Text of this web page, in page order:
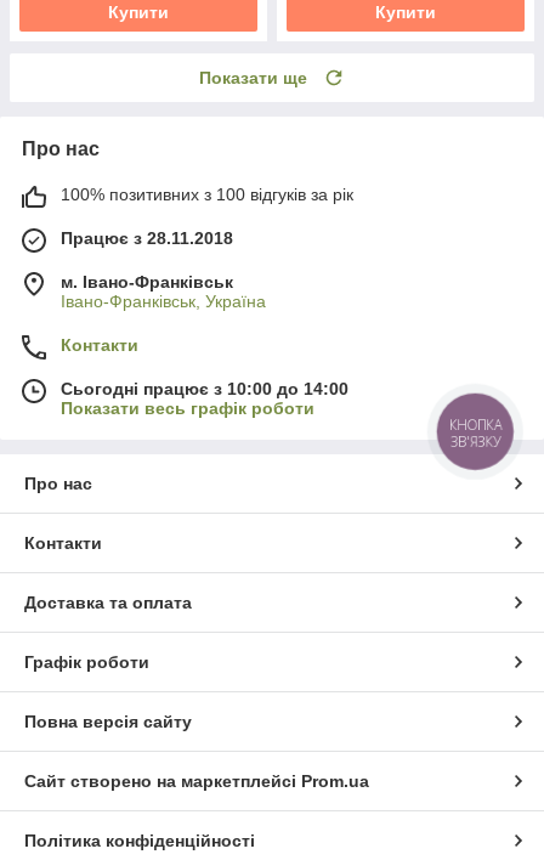
Купити Купити
Показати ще
Про нас
100% позитивних з 100 відгуків за рік
Працює з 28.11.2018
м. Івано-Франківськ
Івано-Франківськ, Україна
Контакти
Сьогодні працює з 10:00 до 14:00
Показати весь графік роботи
Про нас
Контакти
Доставка та оплата
Графік роботи
Повна версія сайту
Сайт створено на маркетплейсі Prom.ua
Політика конфіденційності
КНОПКА
ЗВ'ЯЗКУ